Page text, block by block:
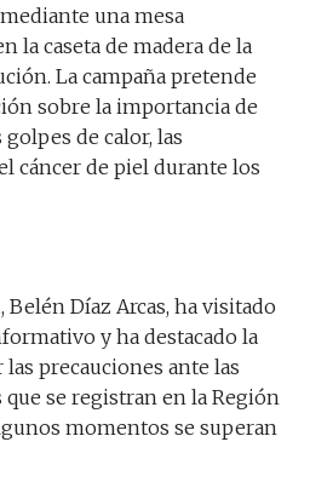
mediante una mesa
la caseta de madera de la
La campaña pretende
sobre la importancia de
de calor, las
cáncer de piel durante los
Belén Díaz Arcas, ha visitado
y ha destacado la
precauciones ante las
se registran en la Región
momentos se superan